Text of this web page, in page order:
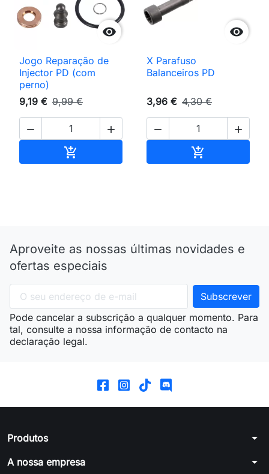

Jogo Reparação de
Injector PD (com
perno)
9,19 € 9,99 €
 


X Parafuso
Balanceiros PD
3,96 € 4,30 €
 

Aproveite as nossas últimas novidades e
ofertas especiais
Pode cancelar a subscrição a qualquer momento. Para
tal, consulte a nossa informação de contacto na
declaração legal.
Produtos arrow_drop_down
A nossa empresa arrow_drop_down